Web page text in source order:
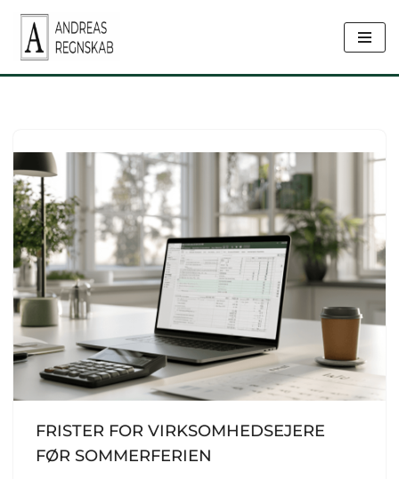
Spring
til
FRISTER FOR VIRKSOMHEDSEJERE
FØR SOMMERFERIEN